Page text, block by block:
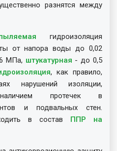
разнятся между
гидроизоляция
от напора воды до 0,02
МПа, штукатурная - до 0,5
, как правило,
нарушений изоляции,
наличием протечек в
и подвальных стен.
в состав ППР на